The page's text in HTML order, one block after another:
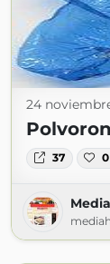
24
37 0